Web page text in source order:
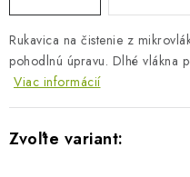
Obchodné podmienky
Podmienky ochrany osobných
Rukavica na čistenie z
pohodlnú úpravu. Dlhé vlákna
Viac informácií